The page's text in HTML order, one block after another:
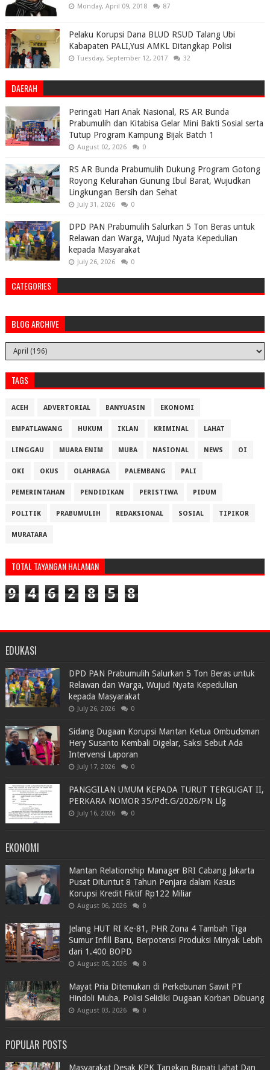
Monday, April 09, 2018 87
Pelaku Korupsi Dana BLUD RSUD Talang Ubi
Kabapaten PALI,Yusi AMKL Ditangkap Polisi
Tuesday, September 12, 2017 32
DAERAH
Peringati Hari Anak Nasional, RS AR Bunda
Prabumulih dan Kitabisa Gelar Mini Bakti Sosial serta
Tutup Program Kampung Bijak Batch 1
August 02, 2026 0
RS AR Bunda Prabumulih Dukung Program Gotong
Royong Kelurahan Gunung Ibul Barat, Wujudkan
Lingkungan Bersih dan Sehat
July 31, 2026 0
DPD PAN Prabumulih Salurkan 5 Ton Beras untuk
Relawan dan Warga, Wujud Nyata Kepedulian
kepada Masyarakat
July 26, 2026 0
CATEGORIES
BLOG ARCHIVE
TAGS
ACEH ADVERTORIAL BANYUASIN EKONOMI
EMPATLAWANG HUKUM IKLAN KRIMINAL LAHAT
LINGGAU MUARA ENIM MUBA NASIONAL NEWS OI
OKI OKUS OLAHRAGA PALEMBANG PALI
PEMERINTAHAN PENDIDIKAN PERISTIWA PIDUM
POLITIK PRABUMULIH REDAKSIONAL SOSIAL TIPIKOR
MURATARA
TOTAL TAYANGAN HALAMAN
9 4 6 2 8 5 8
EDUKASI
DPD PAN Prabumulih Salurkan 5 Ton Beras untuk
Relawan dan Warga, Wujud Nyata Kepedulian
kepada Masyarakat
July 26, 2026 0
Sidang Dugaan Korupsi Mantan Ketua Ombudsman
Hery Susanto Kembali Digelar, Saksi Sebut Ada
Intervensi Laporan
July 17, 2026 0
PANGGILAN UMUM KEPADA TURUT TERGUGAT II,
PERKARA NOMOR 35/Pdt.G/2026/PN Llg
July 16, 2026 0
EKONOMI
Mantan Relationship Manager BRI Cabang Jakarta
Pusat Dituntut 8 Tahun Penjara dalam Kasus
Korupsi Kredit Fiktif Rp122 Miliar
August 06, 2026 0
Jelang HUT RI Ke-81, PHR Zona 4 Tambah Tiga
Sumur Infill Baru, Berpotensi Produksi Minyak Lebih
dari 1.400 BOPD
August 05, 2026 0
Mayat Pria Ditemukan di Perkebunan Sawit PT
Hindoli Muba, Polisi Selidiki Dugaan Korban Dibuang
August 03, 2026 0
POPULAR POSTS
Masyarakat Desak KPK Tangkap Bupati Lahat Dan